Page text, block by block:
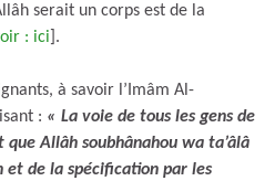
serait un corps est de la
: ici ].
à savoir l’Imâm Al-
: « La voie de tous les gens de
que Allâh soubhânahou wa ta’âlâ
de la spécification par les